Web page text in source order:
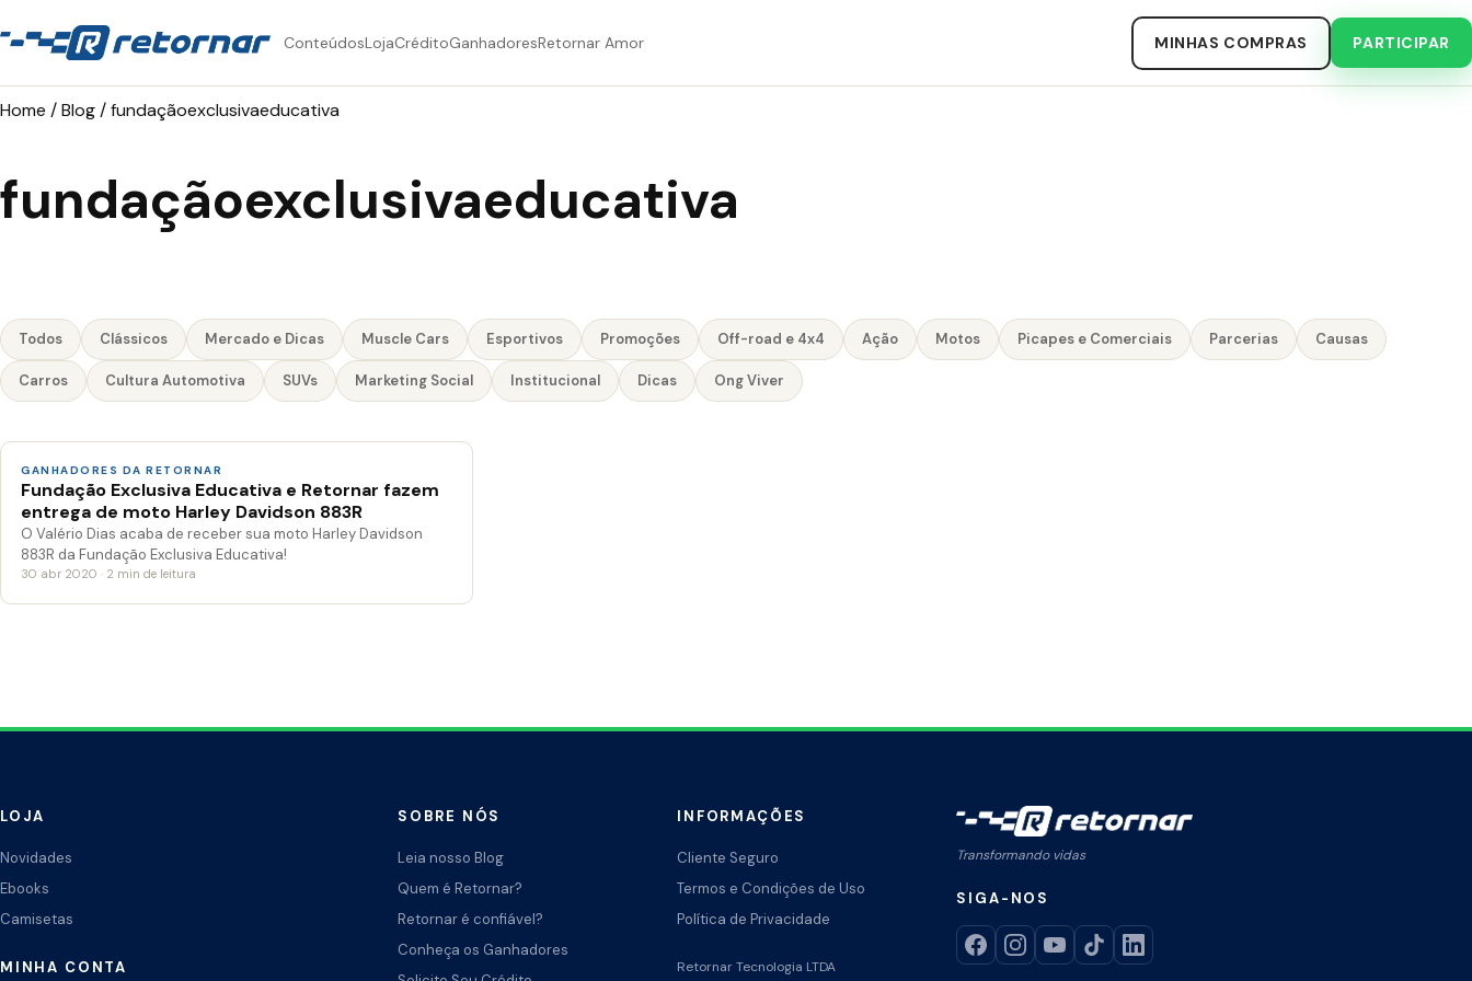
ConteúdosLojaCréditoGanhadoresRetornar Amor MINHAS COMPRAS PARTICIPAR
Home /Blog/fundaçãoexclusivaeducativa
fundaçãoexclusivaeducativa
Todos Clássicos Mercado e Dicas Muscle Cars Esportivos Promoções Off-road e 4x4 Ação Motos Picapes e Comerciais Parcerias Causas
Carros Cultura Automotiva SUVs Marketing Social Institucional Dicas Ong Viver
GANHADORES DA RETORNAR
Fundação Exclusiva Educativa e Retornar fazem
entrega de moto Harley Davidson 883R
O Valério Dias acaba de receber sua moto Harley Davidson
883R da Fundação Exclusiva Educativa!
30 abr 2020 · 2 min de leitura
LOJA
Novidades
Ebooks
Camisetas
MINHA CONTA
SOBRE NÓS
Leia nosso Blog
Quem é Retornar?
Retornar é confiável?
Conheça os Ganhadores
INFORMAÇÕES
Cliente Seguro
Termos e Condições de Uso
Política de Privacidade
Retornar Tecnologia LTDA
Transformando vidas
SIGA-NOS